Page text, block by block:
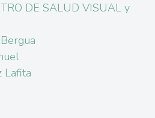
DE SALUD VISUAL y
Lafita